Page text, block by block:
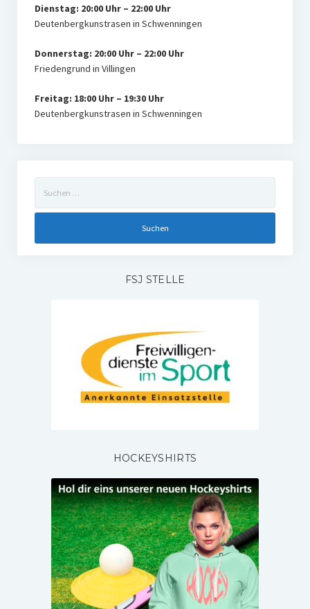
Dienstag: 20:00 Uhr – 22:00 Uhr
Deutenbergkunstrasen in Schwenningen
Donnerstag: 20:00 Uhr – 22:00 Uhr
Friedengrund in Villingen
Freitag: 18:00 Uhr – 19:30 Uhr
Deutenbergkunstrasen in Schwenningen
nach:
FSJ STELLE
HOCKEYSHIRTS